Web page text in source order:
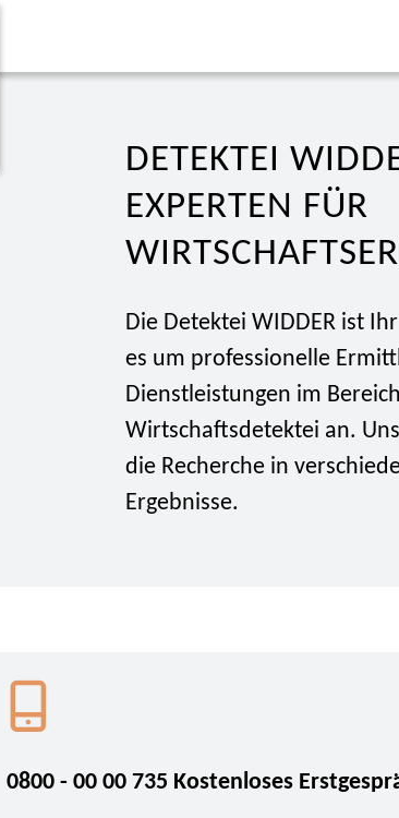
DETEKTEI
EXPERTEN FÜR
Die Detektei WIDDER ist
es um professionelle
Dienstleistungen im
Wirtschaftsdetektei an.
die Recherche in
Ergebnisse.
0800 - 00 00 735 Kostenloses